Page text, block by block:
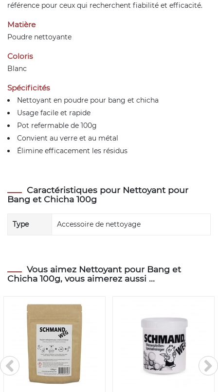
référence pour ceux qui recherchent fiabilité et efficacité.
Matière
Poudre nettoyante
Coloris
Blanc
Spécificités
Nettoyant en poudre pour bang et chicha
Usage facile et rapide
Pot refermable de 100g
Convient au verre et au métal
Élimine efficacement les résidus
Caractéristiques pour Nettoyant pour
Bang et Chicha 100g
Type Accessoire de nettoyage
Vous aimez Nettoyant pour Bang et
Chicha 100g, vous aimerez aussi ...